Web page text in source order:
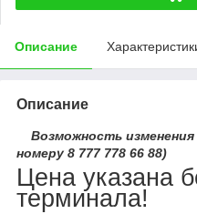
Описание
Описание
Возможность изменения
номеру 8 777 778 66 88)
Цена указана
терминала!